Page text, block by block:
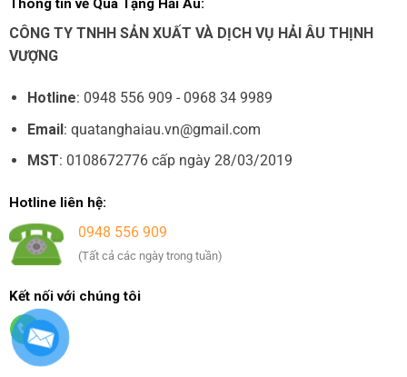
Thông tin về Quà Tặng Hải Âu:
CÔNG TY TNHH SẢN XUẤT VÀ DỊCH VỤ HẢI ÂU THỊNH
VƯỢNG
Hotline: 0948 556 909 - 0968 34 9989
Email: quatanghaiau.vn@gmail.com
MST: 0108672776 cấp ngày 28/03/2019
Hotline liên hệ:
0948 556 909
(Tất cả các ngày trong tuần)
Kết nối với chúng tôi